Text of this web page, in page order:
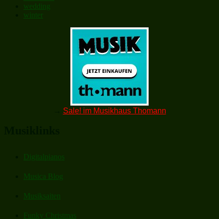
wedding
winter
Sale! im Musikhaus Thomann
Digitalpianos
Musica Blog
Musiksaiten
Funky Christmas